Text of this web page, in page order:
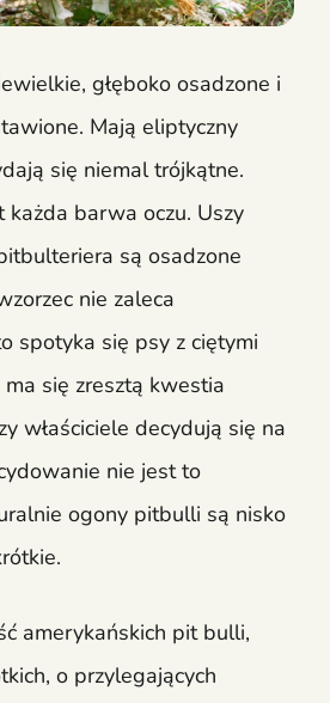
głęboko osadzone i
Mają eliptyczny
się niemal trójkątne.
każda barwa oczu. Uszy
są osadzone
nie zaleca
spotyka się psy z ciętymi
się zresztą kwestia
właściciele decydują się na
nie jest to
ogony pitbulli są nisko
amerykańskich pit bulli,
o przylegających